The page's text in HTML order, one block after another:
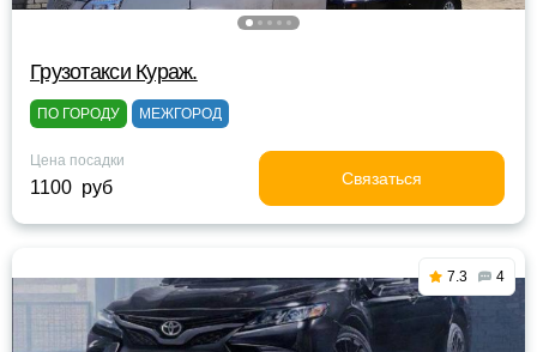
Грузотакси Кураж.
ПО ГОРОДУ МЕЖГОРОД
Цена посадки
1100 руб Связаться
7.3 4